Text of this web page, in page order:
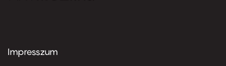
Footer
Impresszum